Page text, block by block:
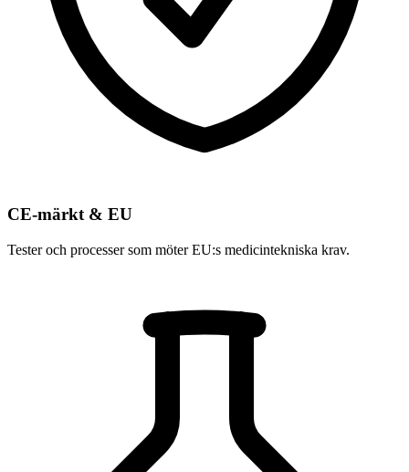
CE-märkt & EU
Tester och processer som möter EU:s medicintekniska krav.